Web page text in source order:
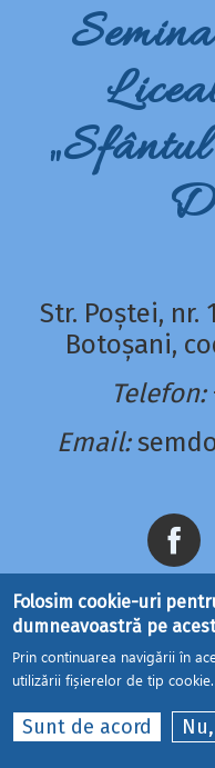
Str. Poștei, nr.
Botoșani,
Telefon:
Email:
Site dezvoltat de
Moldovei și
Folosim cookie-uri
dumneavoastră pe
Prin continuarea navigării în
utilizării fișierelor de tip cookie.
Sunt de acord